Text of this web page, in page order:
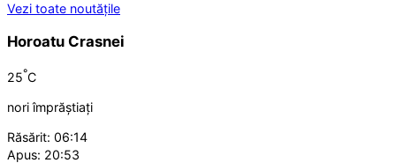
Vezi toate noutățile
Horoatu Crasnei
25°C
nori împrăștiați
Răsărit: 06:14
Apus: 20:53